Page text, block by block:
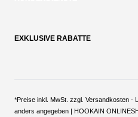
EXKLUSIVE RABATTE
*Preise inkl. MwSt. zzgl. Versandkosten -
anders angegeben | HOOKAIN